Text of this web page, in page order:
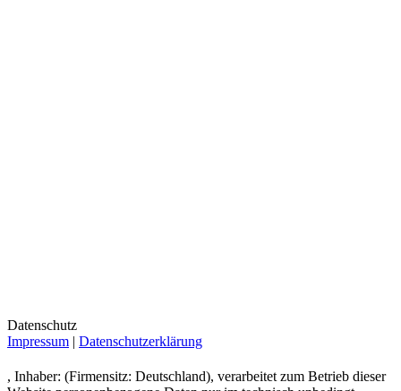
Datenschutz
Impressum
Datenschutzerklärung
, Inhaber: (Firmensitz: Deutschland), verarbeitet zum Betrieb dieser